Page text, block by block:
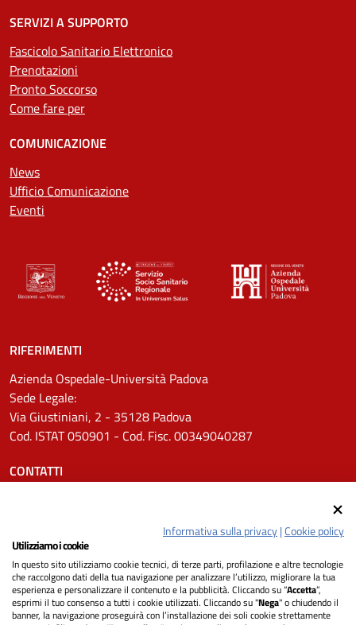
SERVIZI A SUPPORTO
Fascicolo Sanitario Elettronico
Prenotazioni
Pronto Soccorso
Come fare per
COMUNICAZIONE
News
Ufficio Comunicazione
Eventi
RIFERIMENTI
Azienda Ospedale-Università Padova
Sede Legale:
Via Giustiniani, 2 - 35128 Padova
Cod. ISTAT 050901 - Cod. Fisc. 00349040287
CONTATTI
Pec: protocollo.aopd@pecveneto.it
SEGUICI SU
Informativa sulla privacy|Cookie policy
Utilizziamo i cookie
In questo sito utilizziamo cookie tecnici, di terze parti, profilazione e altre tecnologie
che raccolgono dati della tua navigazione per analizzare l’utilizzo, migliorare la tua
esperienza e personalizzare il contenuto e la pubblicità. Cliccando su “Accetta”,
esprimi il tuo consenso a tutti i cookie utilizzati. Cliccando su "Nega" o chiudendo il
banner, la navigazione proseguirà con l’installazione dei soli cookie strettamente